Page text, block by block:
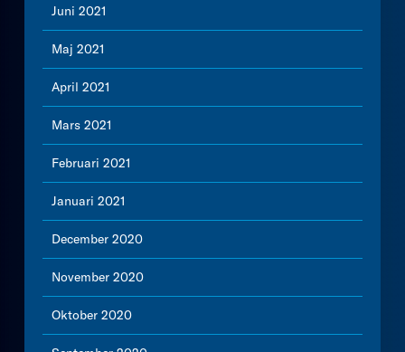
Juni 2021
Maj 2021
April 2021
Mars 2021
Februari 2021
Januari 2021
December 2020
November 2020
Oktober 2020